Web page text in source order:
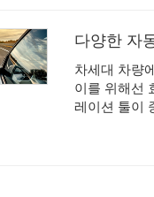
다양한 자
차세대 차량
이를 위해선
레이션 툴이